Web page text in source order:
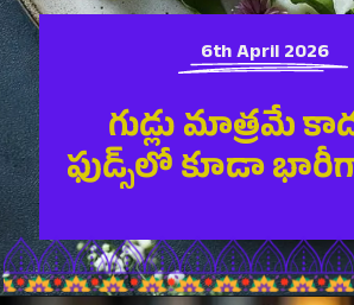
గుడ్లు మాత్రమే
ఫుడ్స్‌లో కూడా
6th April 2026